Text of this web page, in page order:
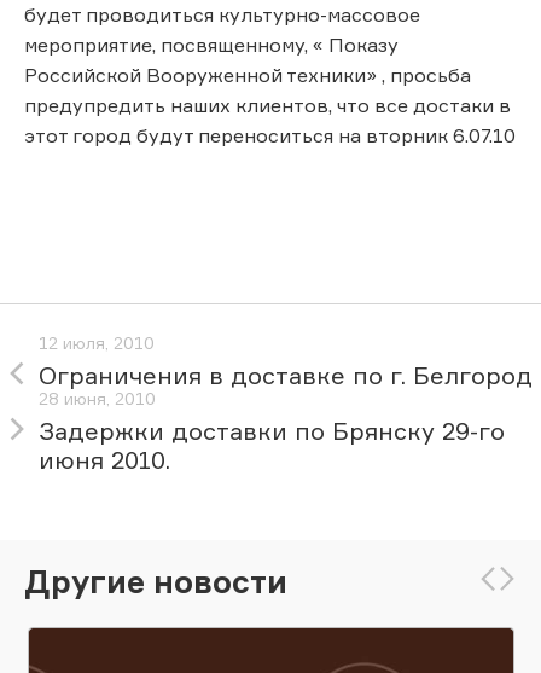
будет проводиться культурно-массовое
мероприятие, посвященному, « Показу
Российской Вооруженной техники» , просьба
предупредить наших клиентов, что все достаки в
этот город будут переноситься на вторник 6.07.10
12 июля, 2010
Ограничения в доставке по г. Белгород
28 июня, 2010
Задержки доставки по Брянску 29-го
июня 2010.
Другие новости